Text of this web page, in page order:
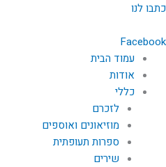
דילוג
כתבו לנו
Facebook
עמוד הבית
אודות
כללי
לזכרם
מוזיאונים ואוספים
ספרות תעופתית
שירים